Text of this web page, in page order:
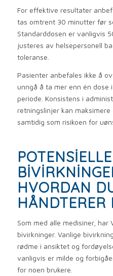
For effektive resultater
tas omtrent 30 minutter før
Standarddosen er vanligvis
justeres av helsepersonell
toleranse.
Pasienter anbefales ikke å
unngå å ta mer enn én dose
periode. Konsistens i
retningslinjer kan
samtidig som risikoen for
POTENSIELLE
HVORDAN
HÅNDTERER
Som med alle medisiner, har
bivirkninger. Vanlige
rødme i ansiktet og
vanligvis er milde og
for noen brukere.